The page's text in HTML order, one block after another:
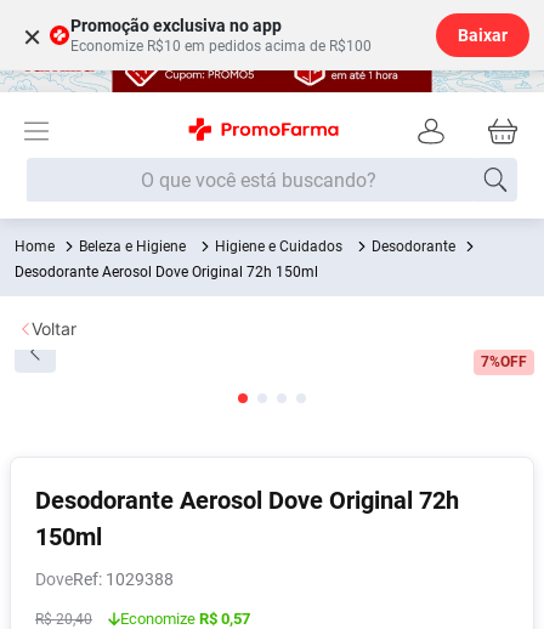
× Promoção exclusiva no app
Economize R$10 em pedidos acima de R$100
Baixar
O que você está buscando?
Beleza e Higiene Higiene e Cuidados
Desodorante
Desodorante Aerosol Dove Original 72h 150ml
7%OFF
Desodorante Aerosol Dove Original 72h
150ml
Dove : 1029388
R$ 20,40 Economize R$ 0,57
Voltar
Termos mais buscados
1º Fralda
2
5º Fralda G
6º Shampoo
7º
8º Vitamina D
9º Absorvente